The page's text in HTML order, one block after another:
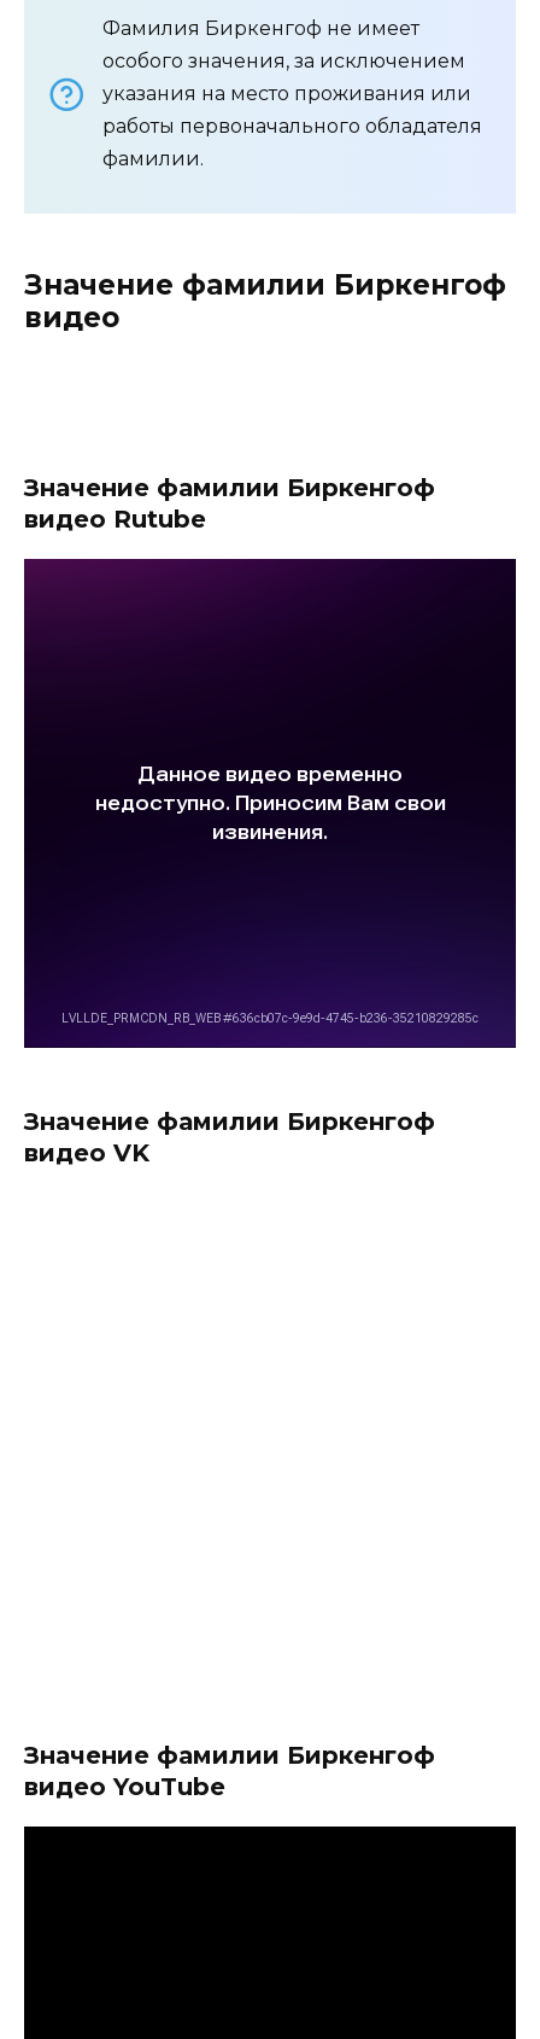
Фамилия Биркенгоф не имеет
особого значения, за исключением
указания на место проживания или
работы первоначального обладателя
фамилии.
Значение фамилии Биркенгоф
видео
Значение фамилии Биркенгоф
видео Rutube
Значение фамилии Биркенгоф
видео VK
Значение фамилии Биркенгоф
видео YouTube